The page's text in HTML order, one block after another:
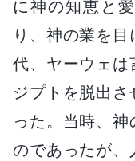
に神の知恵と
り、神の業を
代、ヤーウェは
ジプトを脱出
った。当時、
のであったが、